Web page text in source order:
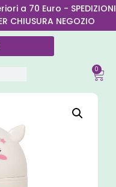
a 70 Euro - SPEDIZIONI
CHIUSURA NEGOZIO
0